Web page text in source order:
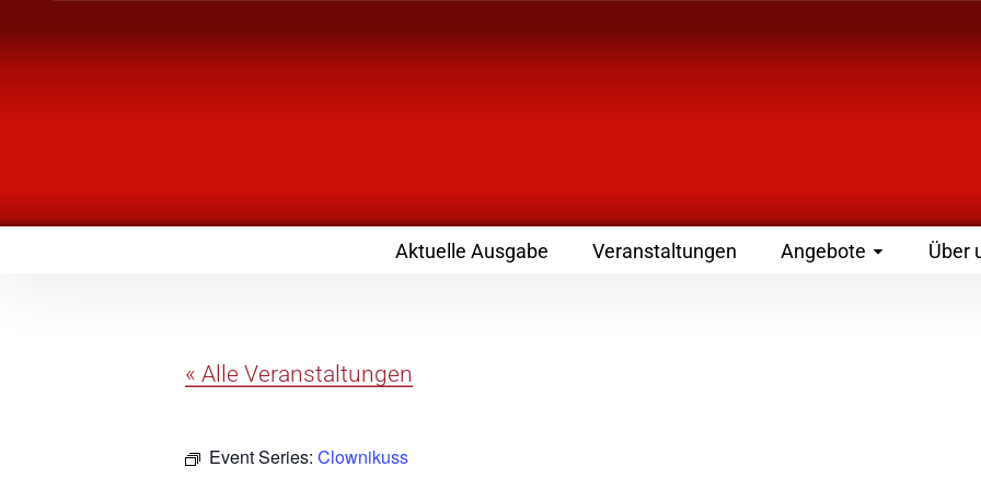
Landknirpse – Die Zeitschrift für Leute
Aktuelle Ausgabe Veranstaltungen Angebote Über
« Alle Veranstaltungen
Event Series: Clownikuss